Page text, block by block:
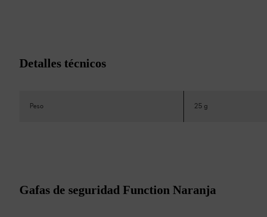
Detalles técnicos
Peso 25 g
Gafas de seguridad Function Naranja